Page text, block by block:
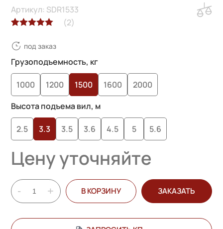
5.00из 5 на
основе
опроса
пользователей
(2)
Артикул: SDR1533
под заказ
Грузоподъемность, кг
1000 1200 1500 1600
2000
Высота подъема вил, м
2.5 3.3 3.5 3.6 4.5 5 5.6
Цену уточняйте
- + В КОРЗИНУ ЗАКАЗАТЬ